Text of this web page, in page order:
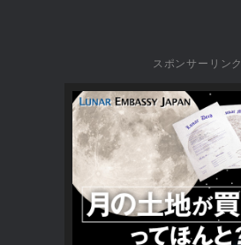
スポンサーリンク